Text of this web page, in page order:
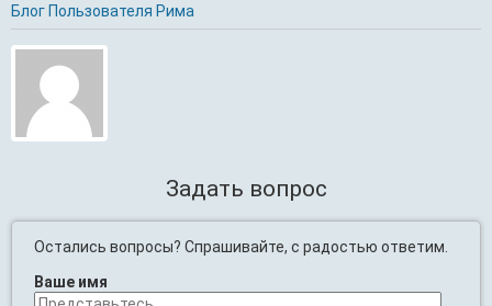
Блог Пользователя Рима
Задать вопрос
Остались вопросы? Спрашивайте, с радостью ответим.
Ваше имя